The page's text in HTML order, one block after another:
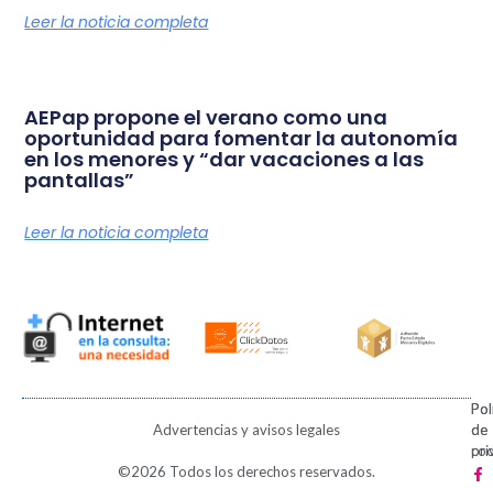
Leer la noticia completa
AEPap propone el verano como una
oportunidad para fomentar la autonomía
en los menores y “dar vacaciones a las
pantallas”
Leer la noticia completa
Advertencias y avisos legales
de
de
©2026 Todos los derechos reservados.
F
a
X
-
I
n
V
i
P
i